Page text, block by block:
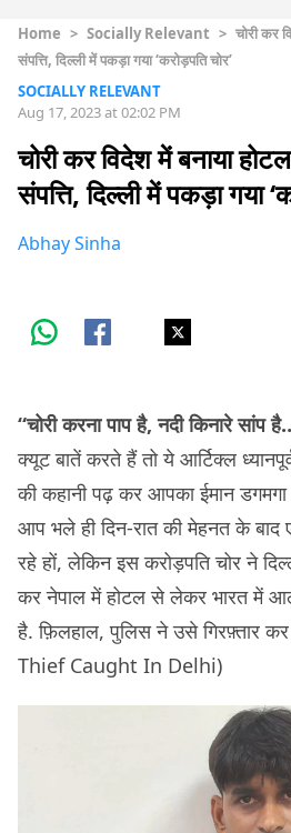
Home > Socially Relevant > चोरी कर
संपत्ति, दिल्ली में पकड़ा गया ‘करोड़पति चोर’
SOCIALLY RELEVANT
Aug 17, 2023 at 02:02 PM
चोरी कर विदेश में बनाया
संपत्ति, दिल्ली में पकड़ा गया
Abhay Sinha
“चोरी करना पाप है, नदी किनारे सांप
क्यूट बातें करते हैं तो ये आर्टिक्ल
की कहानी पढ़ कर आपका ईमान
आप भले ही दिन-रात की मेहनत के बाद
रहे हों, लेकिन इस करोड़पति चोर ने
कर नेपाल में होटल से लेकर भारत में
है. फ़िलहाल, पुलिस ने उसे गिरफ़्तार
Thief Caught In Delhi)